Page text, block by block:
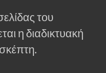
του
η διαδικτυακή